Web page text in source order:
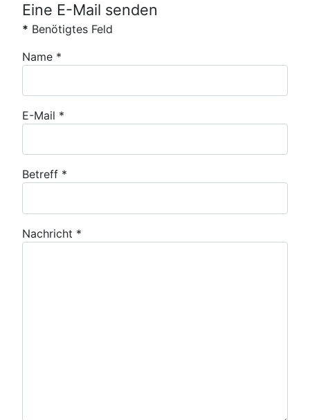
Eine E-Mail senden
* Benötigtes Feld
Name *
E-Mail *
Betreff *
Nachricht *